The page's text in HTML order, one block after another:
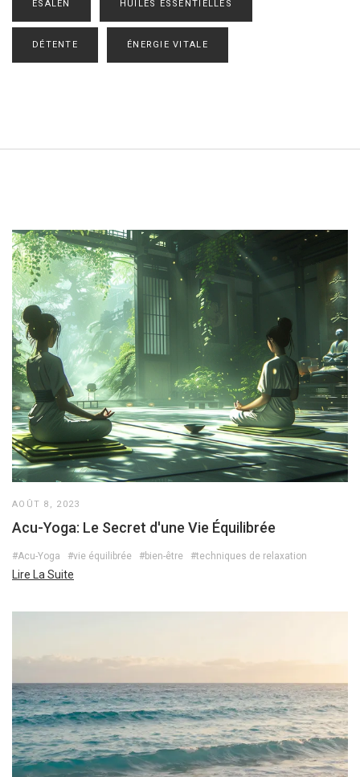
ESALEN HUILES ESSENTIELLES
DÉTENTE ÉNERGIE VITALE
AOÛT 8, 2023
Acu-Yoga: Le Secret d'une Vie Équilibrée
#Acu-Yoga #vie équilibrée #bien-être #techniques de relaxation
Lire La Suite